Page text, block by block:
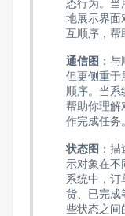
地展示界面
互顺序，帮
通信图 ：
但更侧重于
顺序。当系
帮助你理解
作完成任务。
状态图 ：
示对象在不
系统中，订
货、已完成
些状态之间